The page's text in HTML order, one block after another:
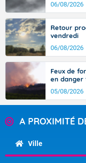
06/08/2026
Retour
vendredi
06/08/2026
Feux de
en danger
05/08/2026
A PROXIMITÉ
Ville